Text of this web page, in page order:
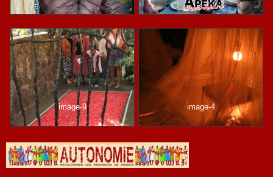
image-9 image-4